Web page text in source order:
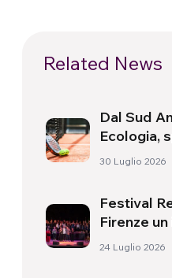
Related News
Dal Sud
Ecologia,
30 Luglio 2026
Festival
Firenze
24 Luglio 2026